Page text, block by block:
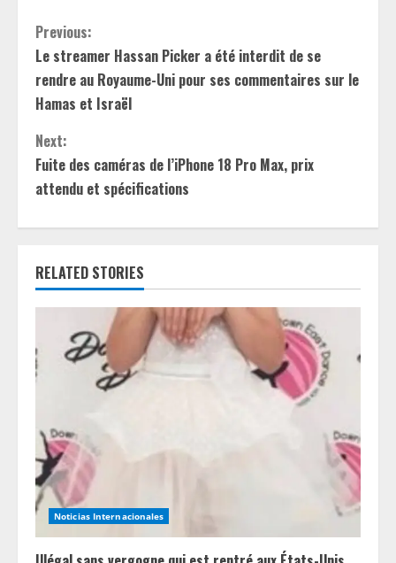
C
o
n
t
i
n
u
e
e
d
i
n
Previous:
Le streamer Hassan Picker a été interdit de se
rendre au Royaume-Uni pour ses commentaires sur le
Hamas et Israël
Next:
Fuite des caméras de l’iPhone 18 Pro Max, prix
attendu et spécifications
RELATED STORIES
Noticias Internacionales